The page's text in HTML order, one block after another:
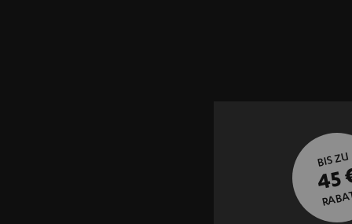
BIS ZU
45